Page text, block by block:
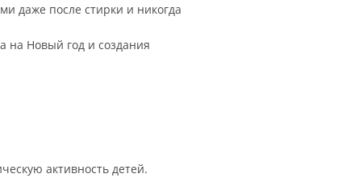
даже после стирки и никогда
на Новый год и создания
активность детей.